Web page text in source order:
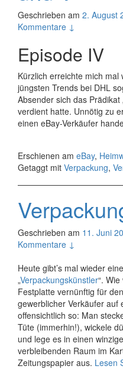
Geschrieben am 2. August
Kommentare ↓
Episode IV
Kürzlich erreichte mich
jüngsten Trends bei DHL
Absender sich das Prädikat
verdient hatte. Unnötig zu
einen eBay-Verkäufer
Erschienen am eBay,
Getaggt mit Verpackung,
Geschrieben am 11. Juni
Kommentare ↓
Heute gibt’s mal wieder
„Verpackungskünstler“.
Festplatte vernünftig für
gewerblicher Verkäufer auf
offensichtlich so: Man
Tüte (immerhin!), wickele
und lege es in einen
verbleibenden Raum im
Zeitungspapier aus. Lesen